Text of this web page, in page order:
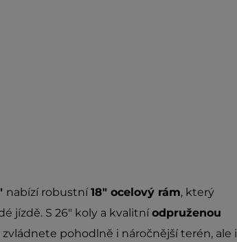
nabízí robustní18" ocelový rám, který
jízdě. S 26" koly a kvalitníodpruženou
zvládnete pohodlně i náročnější terén, ale i